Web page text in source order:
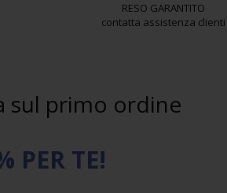
RESO GARANTITO
contatta assistenza clienti
sul primo ordine
PER TE!